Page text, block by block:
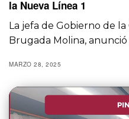
la Nueva Línea 1
La jefa de Gobierno de
Brugada Molina,
MARZO 28, 2025